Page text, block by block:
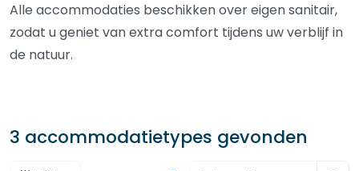
Alle accommodaties beschikken over eigen sanitair,
zodat u geniet van extra comfort tijdens uw verblijf in
de natuur.
3 accommodatietypes gevonden